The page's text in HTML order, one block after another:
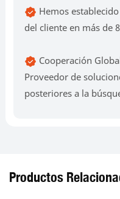
Hemos
del cliente en más de
Cooperación
Proveedor de
posteriores a la
Productos